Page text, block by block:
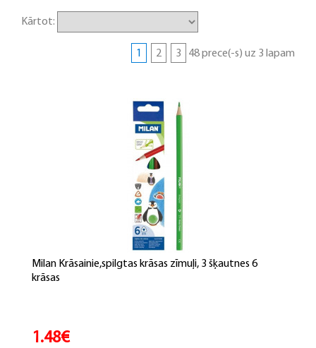
Kārtot:
1 2 3 48 prece(-s) uz 3 lapam
Milan Krāsainie,spilgtas krāsas zīmuļi, 3 šķautnes 6
krāsas
1.48€